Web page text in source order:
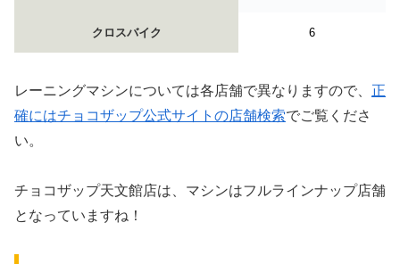
クロスバイク 6
レーニングマシンについては各店舗で異なりますので、 正
確にはチョコザップ公式サイトの店舗検索でご覧くださ
い。
チョコザップ天文館店は、マシンはフルラインナップ店舗
となっていますね！